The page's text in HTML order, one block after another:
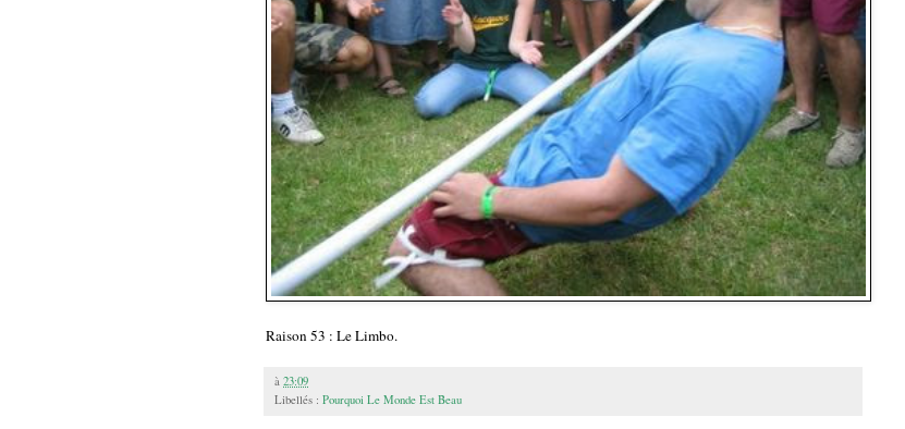
Raison 53 : Le Limbo.
à 23:09
Libellés : Pourquoi Le Monde Est Beau